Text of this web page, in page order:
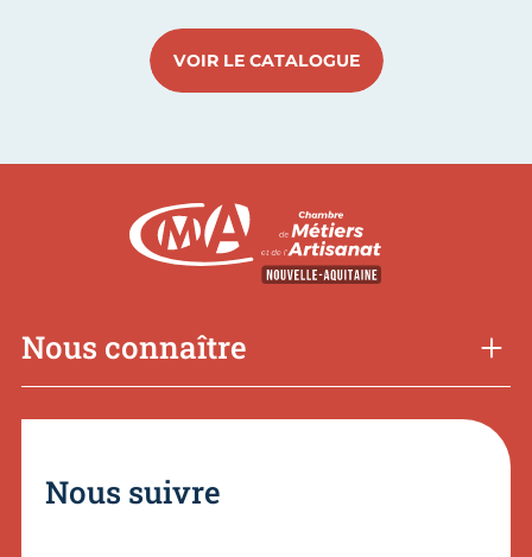
VOIR LE CATALOGUE
Nous connaître
Nous suivre